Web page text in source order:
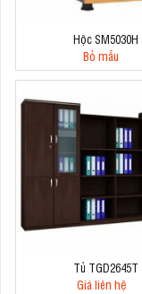
Hộc SM5030H
Bỏ mẫu
Tủ TGD2645T
Giá liên hệ